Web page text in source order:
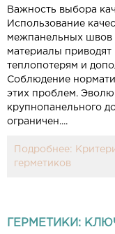
Важность выбора
Использование
межпанельных швов
материалы
теплопотерям и
Соблюдение
этих проблем.
крупнопанельного
ограничен....
Подробнее:
герметиков
ГЕРМЕТИКИ: